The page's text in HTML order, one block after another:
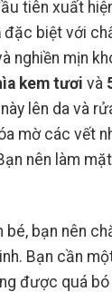
tiên xuất
đặc biệt với
nghiền mịn
kem tươi và
lên da và
mờ các vết
nên làm
bé, bạn nên
Bạn cần
được quá